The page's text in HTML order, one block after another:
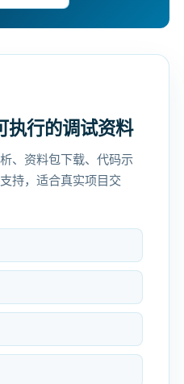
执行的调试资料
、资料包下载、代码示
持，适合真实项目交